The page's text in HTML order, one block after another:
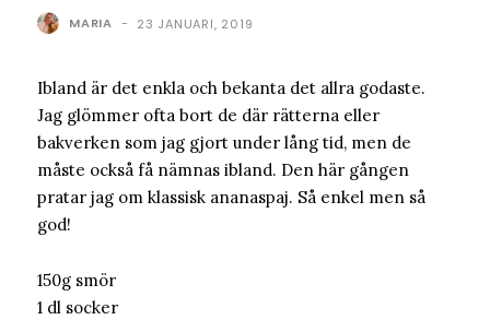
MARIA - 23 JANUARI, 2019
Ibland är det enkla och bekanta det allra godaste.
Jag glömmer ofta bort de där rätterna eller
bakverken som jag gjort under lång tid, men de
måste också få nämnas ibland. Den här gången
pratar jag om klassisk ananaspaj. Så enkel men så
god!
150g smör
1 dl socker